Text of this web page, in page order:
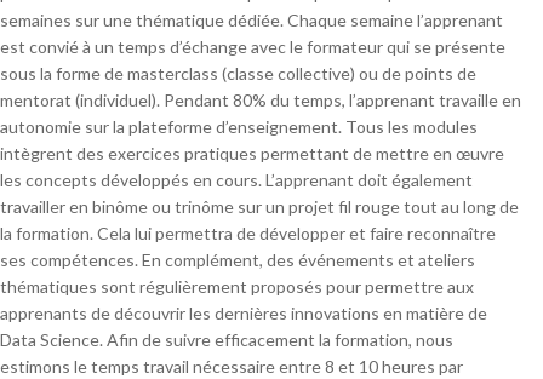
semaines sur une thématique dédiée. Chaque semaine l’apprenant
est convié à un temps d’échange avec le formateur qui se présente
sous la forme de masterclass (classe collective) ou de points de
mentorat (individuel). Pendant 80% du temps, l’apprenant travaille en
autonomie sur la plateforme d’enseignement. Tous les modules
intègrent des exercices pratiques permettant de mettre en œuvre
les concepts développés en cours. L’apprenant doit également
travailler en binôme ou trinôme sur un projet fil rouge tout au long de
la formation. Cela lui permettra de développer et faire reconnaître
ses compétences. En complément, des événements et ateliers
thématiques sont régulièrement proposés pour permettre aux
apprenants de découvrir les dernières innovations en matière de
Data Science. Afin de suivre efficacement la formation, nous
estimons le temps travail nécessaire entre 8 et 10 heures par